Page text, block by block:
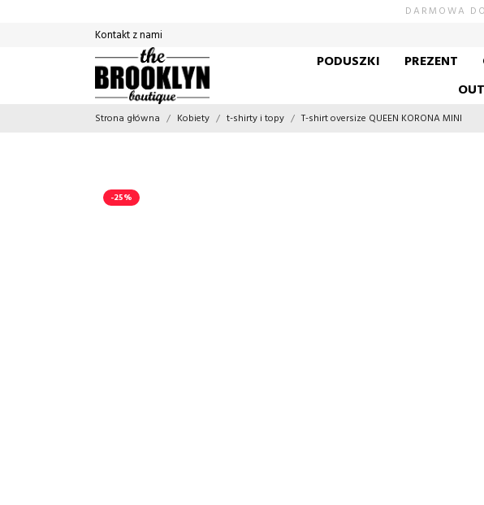
DARMOWA
Kontakt z nami
PODUSZKI PREZENT
Strona główna Kobiety t-shirty i topy T-shirt oversize QUEEN KORONA MINI
-25%